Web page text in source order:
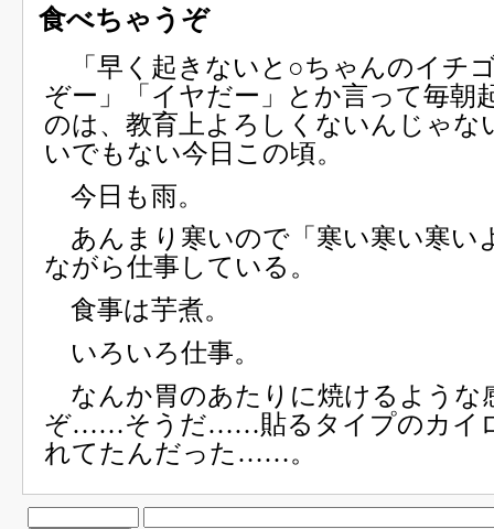
食べちゃうぞ
「早く起きないと○ちゃんのイチ
ぞー」「イヤだー」とか言って毎朝
のは、教育上よろしくないんじゃな
いでもない今日この頃。
今日も雨。
あんまり寒いので「寒い寒い寒い
ながら仕事している。
食事は芋煮。
いろいろ仕事。
なんか胃のあたりに焼けるような
ぞ……そうだ……貼るタイプのカイ
れてたんだった……。